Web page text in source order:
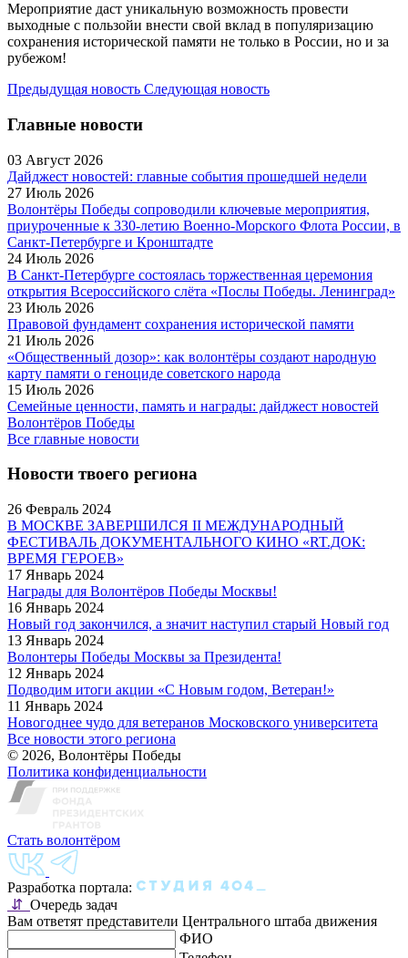
Мероприятие даст уникальную возможность провести
выходные с пользойи внести свой вклад в популяризацию
сохранения исторической памяти не только в России, но и за
рубежом!
Предыдущая новость Следующая новость
Главные новости
03 Август 2026
Дайджест новостей: главные события прошедшей недели
27 Июль 2026
Волонтёры Победы сопроводили ключевые мероприятия,
приуроченные к 330-летию Военно-Морского Флота России, в
Санкт-Петербурге и Кронштадте
24 Июль 2026
В Санкт-Петербурге состоялась торжественная церемония
открытия Всероссийского слёта «Послы Победы. Ленинград»
23 Июль 2026
Правовой фундамент сохранения исторической памяти
21 Июль 2026
«Общественный дозор»: как волонтёры создают народную
карту памяти о геноциде советского народа
15 Июль 2026
Семейные ценности, память и награды: дайджест новостей
Волонтёров Победы
Все главные новости
Новости твоего региона
26 Февраль 2024
В МОСКВЕ ЗАВЕРШИЛСЯ II МЕЖДУНАРОДНЫЙ
ФЕСТИВАЛЬ ДОКУМЕНТАЛЬНОГО КИНО «RT.ДОК:
ВРЕМЯ ГЕРОЕВ»
17 Январь 2024
Награды для Волонтёров Победы Москвы!
16 Январь 2024
Новый год закончился, а значит наступил старый Новый год
13 Январь 2024
Волонтеры Победы Москвы за Президента!
12 Январь 2024
Подводим итоги акции «С Новым годом, Ветеран!»
11 Январь 2024
Новогоднее чудо для ветеранов Московского университета
Все новости этого региона
© 2026, Волонтёры Победы
Политика конфиденциальности
Стать волонтёром
Разработка портала:
⇵ Очередь задач
Вам ответят представители Центрального штаба движения
ФИО